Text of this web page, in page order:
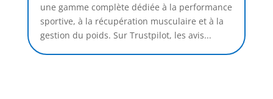
une gamme complète dédiée à la performance
sportive, à la récupération musculaire et à la
gestion du poids. Sur Trustpilot, les avis...